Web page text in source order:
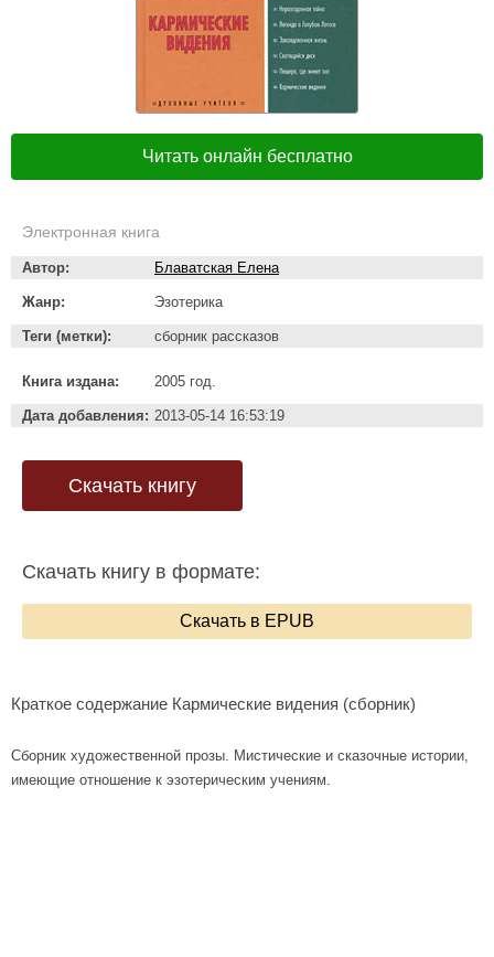
Читать онлайн бесплатно
Электронная книга
Автор: Блаватская Елена
Жанр: Эзотерика
Теги (метки): сборник рассказов
Книга издана: 2005 год.
Дата добавления: 2013-05-14 16:53:19
Скачать книгу
Скачать книгу в формате:
Скачать в EPUB
Краткое содержание Кармические видения (сборник)
Сборник художественной прозы. Мистические и сказочные истории,
имеющие отношение к эзотерическим учениям.